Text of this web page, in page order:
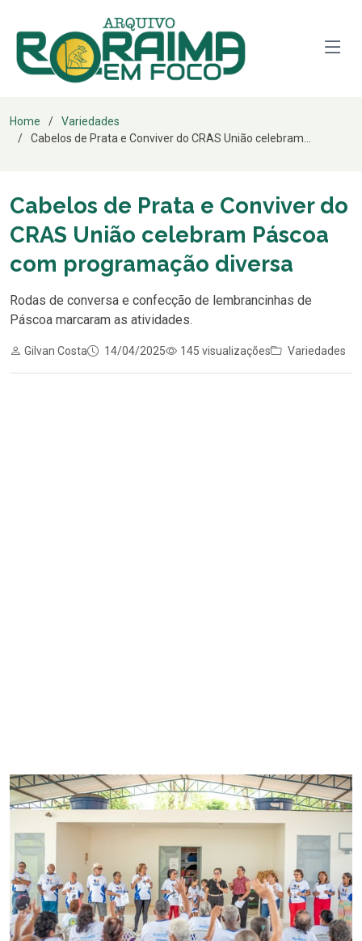
Home
Variedades
Cabelos de Prata e Conviver do CRAS União celebram...
Cabelos de Prata e Conviver do
CRAS União celebram Páscoa
com programação diversa
Rodas de conversa e confecção de lembrancinhas de
Páscoa marcaram as atividades.
Gilvan Costa 14/04/2025 145 visualizações Variedades